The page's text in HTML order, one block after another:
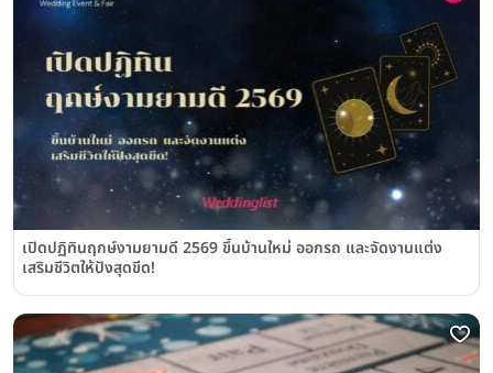
เปิดปฏิทินฤกษ์งามยามดี 2569 ขึ้นบ้านใหม่ ออกรถ และจัดงานแต่ง
เสริมชีวิตให้ปังสุดขีด!